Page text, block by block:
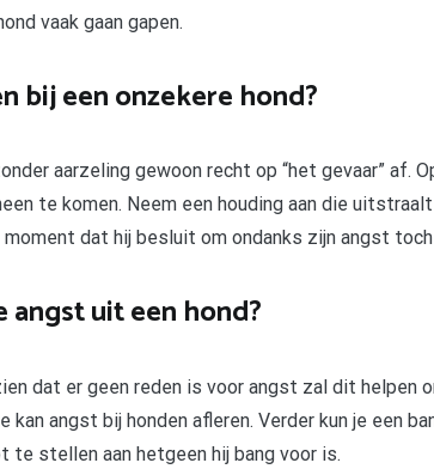
vaak gaan gapen.
bij een onzekere hond?
aarzeling gewoon recht op “het gevaar” af.
te komen. Neem een houding aan die
moment dat hij besluit om ondanks zijn angst
angst uit een hond?
dat er geen reden is voor angst zal dit helpen
kan angst bij honden afleren. Verder kun je een
te stellen aan hetgeen hij bang voor is.